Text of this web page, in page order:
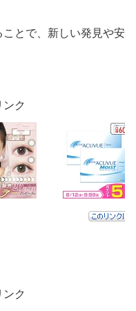
とで、新しい発見や安
ンク
ンク